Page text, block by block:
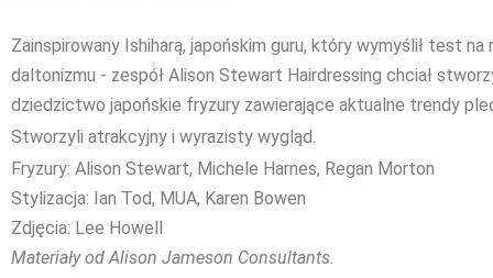
Zainspirowany Ishiharą, japońskim guru, który wymyślił test na
daltonizmu - zespół Alison Stewart Hairdressing chciał
dziedzictwo japońskie fryzury zawierające aktualne trendy
Stworzyli atrakcyjny i wyrazisty wygląd.
Fryzury: Alison Stewart, Michele Harnes, Regan Morton
Stylizacja: Ian Tod, MUA, Karen Bowen
Zdjęcia: Lee Howell
Materiały od Alison Jameson Consultants.